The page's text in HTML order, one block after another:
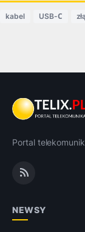
kabel USB-С
Portal
NEWSY